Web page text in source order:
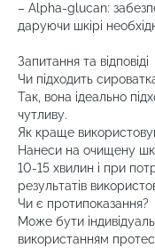
– Alpha-glucan:
даруючи шкірі
Запитання та відповіді
Чи підходить
Так, вона ідеально
чутливу.
Як краще
Нанеси на очищену
10-15 хвилин і при
результатів
Чи є протипоказання?
Може бути
використанням